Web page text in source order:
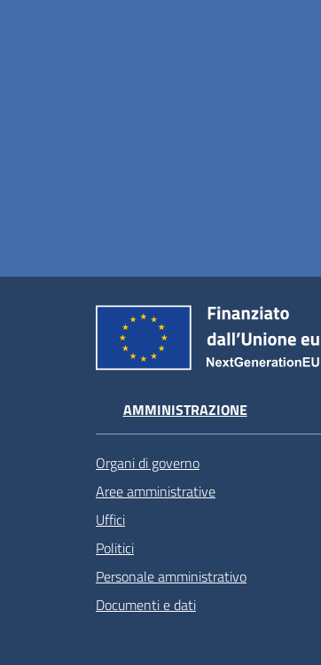
AMMINISTRAZIONE
Organi di governo
Aree amministrative
Uffici
Politici
Personale amministrativo
Documenti e dati